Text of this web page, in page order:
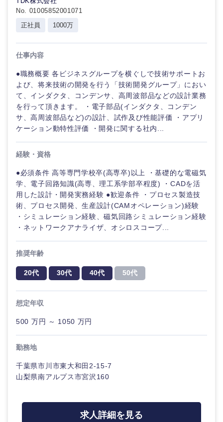
愛知県
和歌山県
No. 01005852001071
正社員
1000万
仕事内容
●職務概要 各ビジネスグループを横ぐしで技術サポートお
よび、将来技術の開発を行う「技術開発グループ」におい
て、インダクタ、コンデンサ、高周波部品などの設計業務
を行って頂きます。 ・電子部品(インダクタ、コンデン
サ、高周波部品など)の設計、試作及び性能評価 ・アプリ
ケーション動特性評価 ・開発に関する社内...
経験・資格
●必須条件 高等専門学校卒(高専卒)以上 ・基礎的な電磁気
学、電子回路知識(高専、理工系学部卒程度) ・CADを活
用した設計・開発実務経験 ●歓迎条件 ・プロセス製造技
術、プロセス開発、生産設計(CAMオペレーション)経験
・シミュレーション経験、磁気回路シミュレーション経験
・ネットワークアナライザ、オシロスコープ...
推奨年齢
20代 30代 40代 50代
想定年収
500 万円 ～ 1050 万円
勤務地
千葉県市川市東大和田2-15-7
山梨県南アルプス市宮沢160
求人詳細を見る